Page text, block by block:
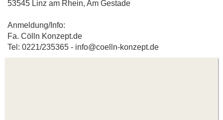
53545 Linz am Rhein, Am Gestade
Anmeldung/Info:
Fa. Cölln Konzept.de
Tel: 0221/235365 - info@coelln-konzept.de